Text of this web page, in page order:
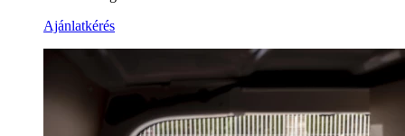
Ajánlatkérés